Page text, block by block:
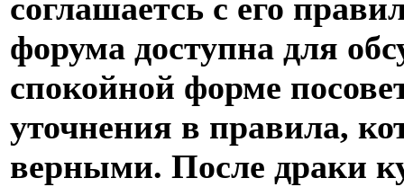
соглашаетсь с его
форума доступна для
спокойной форме
уточнения в правила,
верными. После драки